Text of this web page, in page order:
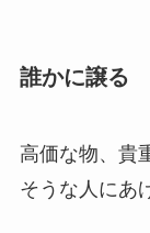
誰かに譲る
高価な物、貴
そうな人にあ